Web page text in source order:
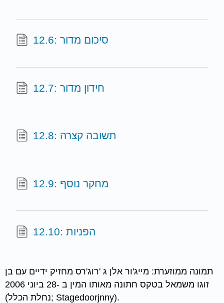
12.6: סיכום מדור
12.7: חידון מדור
12.8: תשובה קצרה
12.9: מחקר נוסף
12.10: הפניות
תמונה ממוזערת: מייג'ור אלן ג 'רוג'רס מחזיק ידיים עם בן
זוגו משמאל בטקס חתונה מאותו המין ב -28 ביוני 2006
(נחלת הכלל; Stagedoorjnny).